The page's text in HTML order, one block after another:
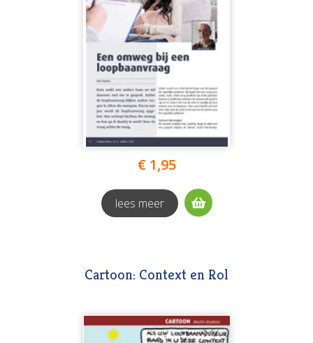
€ 1,95
lees meer
Cartoon: Context en Rol